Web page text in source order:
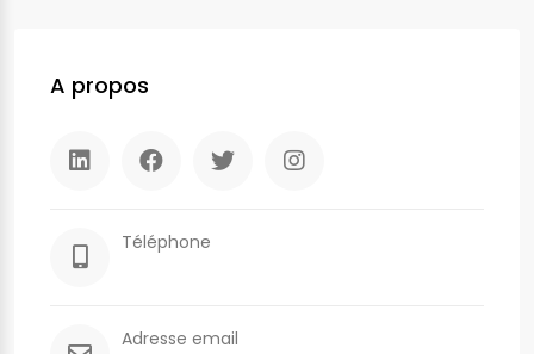
A propos
Téléphone
Adresse email